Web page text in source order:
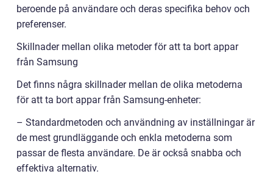
beroende på användare och deras specifika behov och
preferenser.
Skillnader mellan olika metoder för att ta bort appar
från Samsung
Det finns några skillnader mellan de olika metoderna
för att ta bort appar från Samsung-enheter:
– Standardmetoden och användning av inställningar är
de mest grundläggande och enkla metoderna som
passar de flesta användare. De är också snabba och
effektiva alternativ.